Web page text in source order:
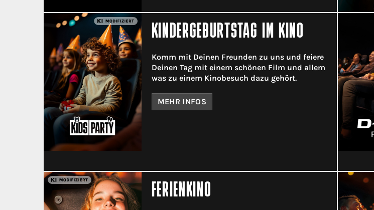
KINDERGEBURTSTAG IM KINO
Komm mit Deinen Freunden zu uns und feiere
Deinen Tag mit einem schönen Film und allem
was zu einem Kinobesuch dazu gehört.
MEHR INFOS
FERIENKINO